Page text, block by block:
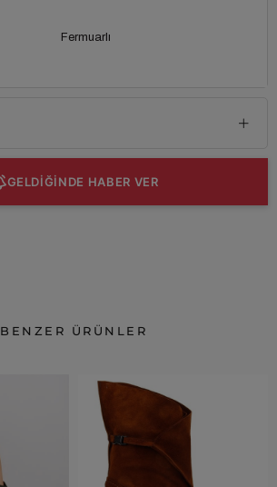
Fermuarlı
GELDİĞİNDE HABER VER
BENZER ÜRÜNLER